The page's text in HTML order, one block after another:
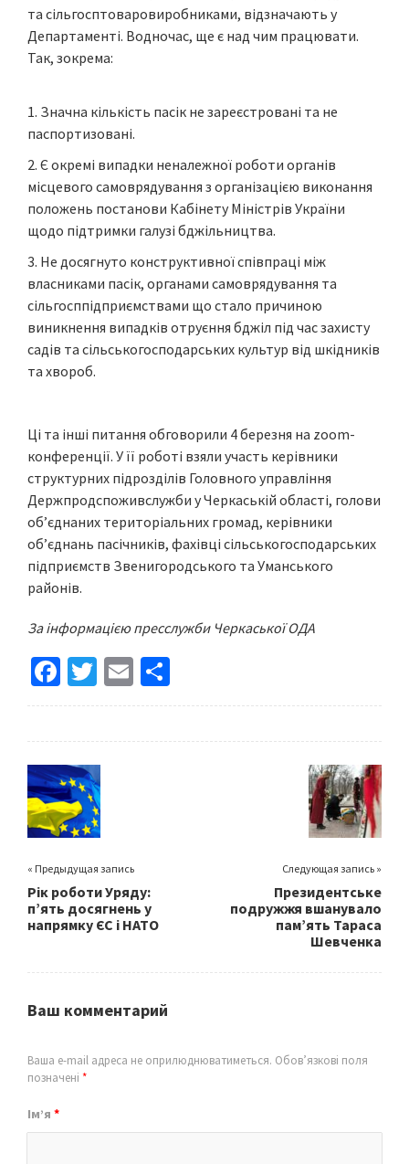
та сільгосптоваровиробниками, відзначають у
Департаменті. Водночас, ще є над чим працювати.
Так, зокрема:
Значна кількість пасік не зареєстровані та не
паспортизовані.
Є окремі випадки неналежної роботи органів
місцевого самоврядування з організацією виконання
положень постанови Кабінету Міністрів України
щодо підтримки галузі бджільництва.
Не досягнуто конструктивної співпраці між
власниками пасік, органами самоврядування та
сільгосппідприємствами що стало причиною
виникнення випадків отруєння бджіл під час захисту
садів та сільськогосподарських культур від шкідників
та хвороб.
Ці та інші питання обговорили 4 березня на zoom-
конференції. У її роботі взяли участь керівники
структурних підрозділів Головного управління
Держпродспоживслужби у Черкаській області, голови
об’єднаних територіальних громад, керівники
об’єднань пасічників, фахівці сільськогосподарських
підприємств Звенигородського та Уманського
районів.
За інформацією пресслужби Черкаської ОДА
Fa
ce
o
o
k
T
wi
er
E
m h
« Предыдущая запись
Рік роботи Уряду:
п’ять досягнень у
напрямку ЄС і НАТО
Следующая запись »
Президентське
подружжя вшанувало
пам’ять Тараса
Шевченка
Ваш комментарий
Ваша e-mail адреса не оприлюднюватиметься. Обов’язкові поля
позначені *
Ім’я *